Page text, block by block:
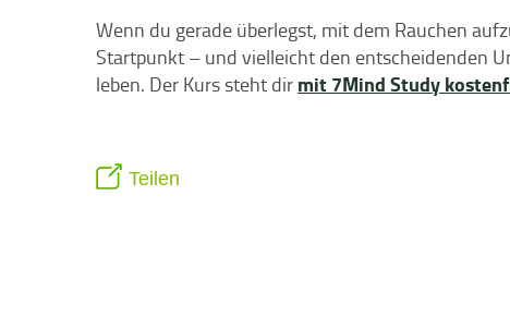
Wenn du gerade überlegst, mit dem Rauchen
Startpunkt – und vielleicht den entscheidenden
leben. Der Kurs steht dir mit 7Mind Study
Teilen